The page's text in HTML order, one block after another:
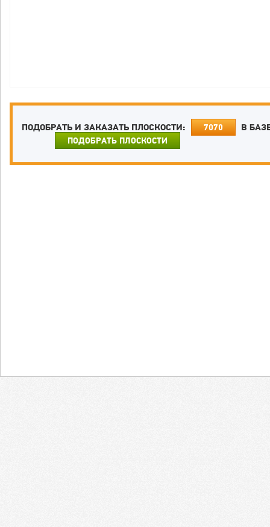
ПОДОБРАТЬ И ЗАКАЗАТЬ ПЛОСКОСТИ: 7070 В
ПОДОБРАТЬ ПЛОСКОСТИ